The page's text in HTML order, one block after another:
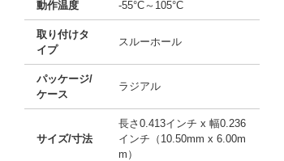
動作温度 -55°C～105°C
取り付けタ
イプ
スルーホール
パッケージ/
ケース
ラジアル
サイズ/寸法
長さ0.413インチ x 幅0.236
インチ（10.50mm x 6.00m
m）